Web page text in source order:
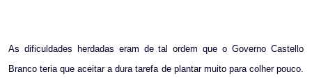
As dificuldades herdadas eram de tal ordem que o Governo Castello
Branco teria que aceitar a dura tarefa de plantar muito para colher pouco.